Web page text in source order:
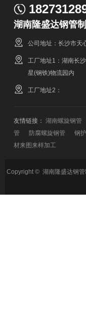
湖南隆盛达钢管
公司地址：长沙市天
工厂地址1：湖南长
星(钢铁)物流园内
工厂地址2：
友情链接：湖南螺旋钢管
管
防腐螺旋钢管 钢
材来图来样加工
Copyright © 湖南隆盛达钢